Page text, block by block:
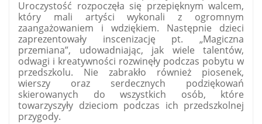
Uroczystość rozpoczęła się przepięknym walcem,
który mali artyści wykonali z ogromnym
zaangażowaniem i wdziękiem. Następnie dzieci
zaprezentowały inscenizację pt. „Magiczna
przemiana”, udowadniając, jak wiele talentów,
odwagi i kreatywności rozwinęły podczas pobytu w
przedszkolu. Nie zabrakło również piosenek,
wierszy oraz serdecznych podziękowań
skierowanych do wszystkich osób, które
towarzyszyły dzieciom podczas ich przedszkolnej
przygody.